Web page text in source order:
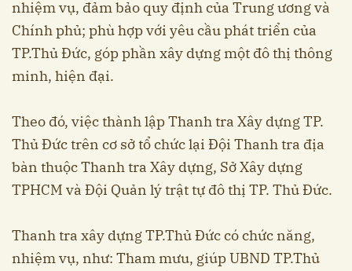
nhiệm vụ, đảm bảo quy định của Trung ương và
Chính phủ; phù hợp với yêu cầu phát triển của
TP.Thủ Đức, góp phần xây dựng một đô thị thông
minh, hiện đại.
Theo đó, việc thành lập Thanh tra Xây dựng TP.
Thủ Đức trên cơ sở tổ chức lại Đội Thanh tra địa
bàn thuộc Thanh tra Xây dựng, Sở Xây dựng
TPHCM và Đội Quản lý trật tự đô thị TP. Thủ Đức.
Thanh tra xây dựng TP.Thủ Đức có chức năng,
nhiệm vụ, như: Tham mưu, giúp UBND TP.Thủ